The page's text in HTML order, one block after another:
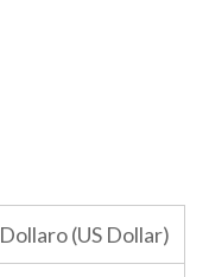
Dollaro (US Dollar)